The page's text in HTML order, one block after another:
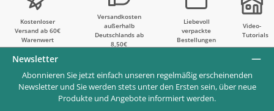
Kostenloser
Versand ab 60€
Warenwert
Versandkosten
außerhalb
Deutschlands ab
8,50€
Liebevoll
verpackte
Bestellungen
Video-
Tutorials
Newsletter
Abonnieren Sie jetzt einfach unseren regelmäßig erscheinenden
Newsletter und Sie werden stets unter den Ersten sein, über neue
Produkte und Angebote informiert werden.